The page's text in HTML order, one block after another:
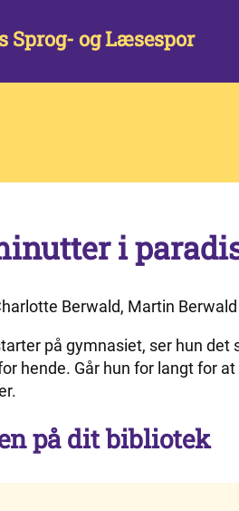
Sprog- og Læsespor
i
Berwald, Martin Berwald
på gymnasiet, ser hun
hende. Går hun for langt for
på dit bibliotek